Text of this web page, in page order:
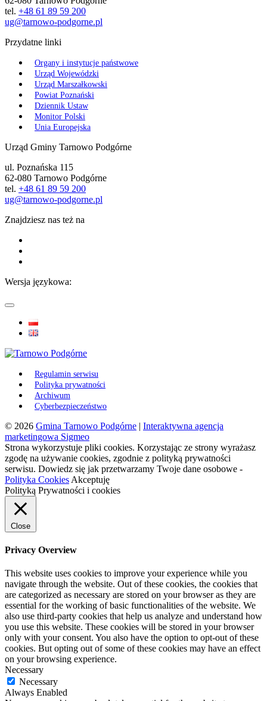
tel. +48 61 89 59 200
ug@tarnowo-podgorne.pl
Przydatne linki
Organy i instytucje państwowe
Urząd Wojewódzki
Urząd Marszałkowski
Powiat Poznański
Dziennik Ustaw
Monitor Polski
Unia Europejska
Urząd Gminy Tarnowo Podgórne
ul. Poznańska 115
62-080 Tarnowo Podgórne
tel. +48 61 89 59 200
ug@tarnowo-podgorne.pl
Znajdziesz nas też na
Wersja językowa:
Regulamin serwisu
Polityka prywatności
Archiwum
Cyberbezpieczeństwo
© 2026 Gmina Tarnowo Podgórne | Interaktywna agencja
marketingowa Sigmeo
Strona wykorzystuje pliki cookies. Korzystając ze strony wyrażasz
zgodę na używanie cookies, zgodnie z polityką prywatności
serwisu. Dowiedz się jak przetwarzamy Twoje dane osobowe -
Polityka Cookies Akceptuję
Polityką Prywatności i cookies
Close
Privacy Overview
This website uses cookies to improve your experience while you
navigate through the website. Out of these cookies, the cookies that
are categorized as necessary are stored on your browser as they are
essential for the working of basic functionalities of the website. We
also use third-party cookies that help us analyze and understand how
you use this website. These cookies will be stored in your browser
only with your consent. You also have the option to opt-out of these
cookies. But opting out of some of these cookies may have an effect
on your browsing experience.
Necessary
Necessary
Always Enabled